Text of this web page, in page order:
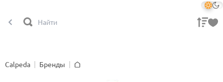
Calpeda
Бренды